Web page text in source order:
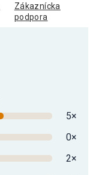
Zákaznícka
podpora
5×
0×
2×